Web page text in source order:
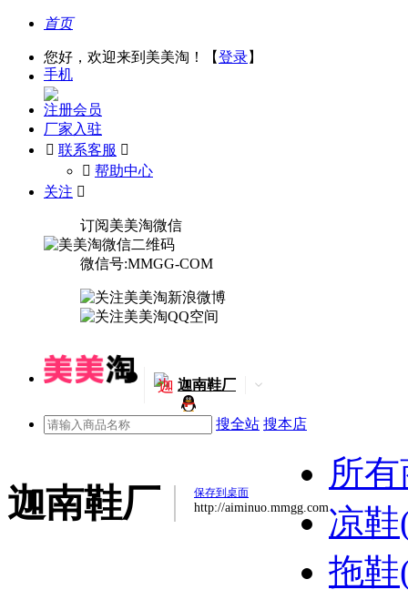
首页
您好，欢迎来到美美淘！【登录】
手机
注册会员
厂家入驻
 联系客服 
󰅃 帮助中心
关注 
订阅美美淘微信
微信号:MMGG-COM
迦 迦南鞋厂
搜全站 搜本店
迦南鞋厂 保存到桌面
http://aiminuo.mmgg.com
所
凉鞋
拖鞋